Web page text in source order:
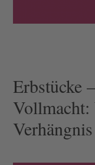
Erbstücke
Vollmacht: